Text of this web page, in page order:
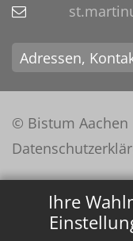
Ihre
Adressen,
© Bistum Aachen